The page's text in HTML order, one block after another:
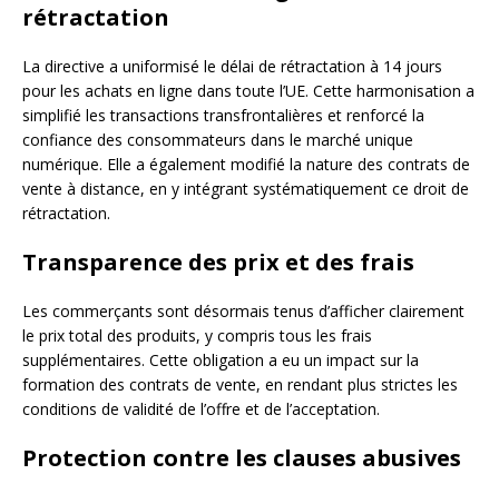
rétractation
La directive a uniformisé le délai de rétractation à 14 jours
pour les achats en ligne dans toute l’UE. Cette harmonisation a
simplifié les transactions transfrontalières et renforcé la
confiance des consommateurs dans le marché unique
numérique. Elle a également modifié la nature des contrats de
vente à distance, en y intégrant systématiquement ce droit de
rétractation.
Transparence des prix et des frais
Les commerçants sont désormais tenus d’afficher clairement
le prix total des produits, y compris tous les frais
supplémentaires. Cette obligation a eu un impact sur la
formation des contrats de vente, en rendant plus strictes les
conditions de validité de l’offre et de l’acceptation.
Protection contre les clauses abusives